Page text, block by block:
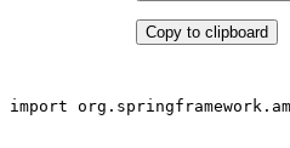
Copy to clipboard
import